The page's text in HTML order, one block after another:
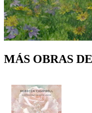
MÁS OBRAS